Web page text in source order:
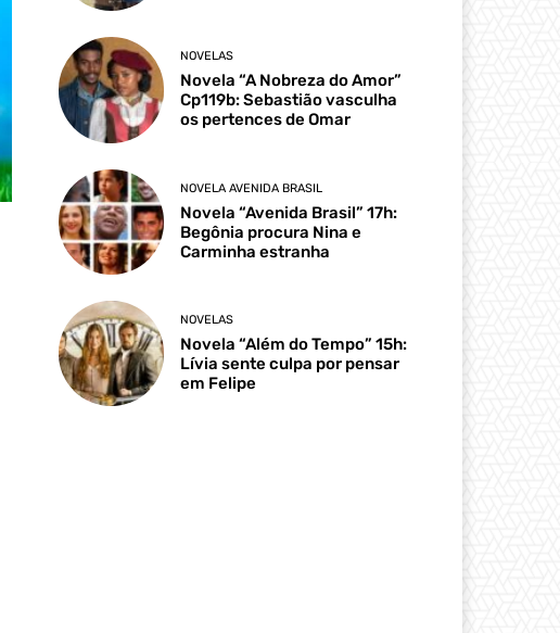
NOVELAS
Novela “A Nobreza do Amor”
Cp119b: Sebastião vasculha
os pertences de Omar
NOVELA AVENIDA BRASIL
Novela “Avenida Brasil” 17h:
Begônia procura Nina e
Carminha estranha
NOVELAS
Novela “Além do Tempo” 15h:
Lívia sente culpa por pensar
em Felipe